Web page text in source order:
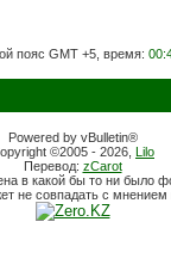
пояс GMT +5, время:
Powered by vBulletin®
©2005 - 2026, Lilo
Перевод: zCarot
в какой бы то ни было
не совпадать с мнением